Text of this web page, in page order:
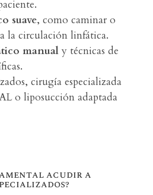
suave, como caminar o
la circulación linfática.
manualy técnicas de
cirugía especializada
o liposucción adaptada
acudir a